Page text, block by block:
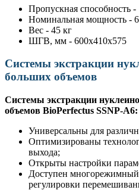
Пропускная способность -
Номинальная мощность -
Вес - 45 кг
ШГВ, мм - 600х410х575
Системы экстракции
больших объемов
Системы экстракции
объемов BioPerfectus SSNP-А6:
Универсальны для
Оптимизированы
выхода;
Открыты настройки
Доступен
регулировки